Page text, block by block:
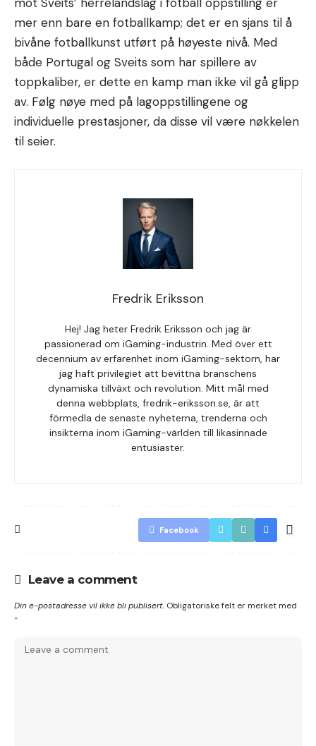
mer enn bare en fotballkamp; det er en sjans til å
bivåne fotballkunst utført på høyeste nivå. Med
både Portugal og Sveits som har spillere av
toppkaliber, er dette en kamp man ikke vil gå glipp
av. Følg nøye med på lagoppstillingene og
individuelle prestasjoner, da disse vil være nøkkelen
til seier.
Fredrik Eriksson
Hej! Jag heter Fredrik Eriksson och jag är
passionerad om iGaming-industrin. Med över ett
decennium av erfarenhet inom iGaming-sektorn, har
jag haft privilegiet att bevittna branschens
dynamiska tillväxt och revolution. Mitt mål med
denna webbplats, fredrik-eriksson.se, är att
förmedla de senaste nyheterna, trenderna och
insikterna inom iGaming-världen till likasinnade
entusiaster.
Facebook
Leave a comment
Din e-postadresse vil ikke bli publisert. Obligatoriske felt er merket med
*